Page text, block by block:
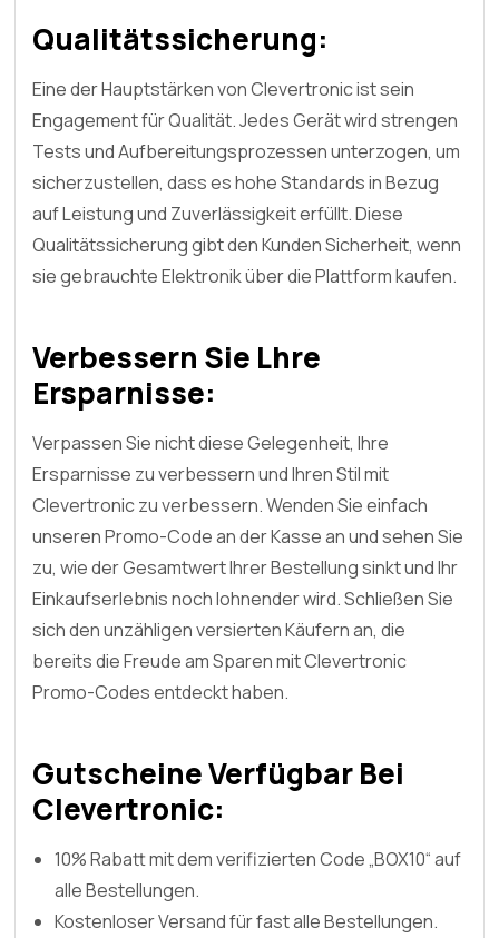
Qualitätssicherung:
Eine der Hauptstärken von Clevertronic ist sein
Engagement für Qualität. Jedes Gerät wird strengen
Tests und Aufbereitungsprozessen unterzogen, um
sicherzustellen, dass es hohe Standards in Bezug
auf Leistung und Zuverlässigkeit erfüllt. Diese
Qualitätssicherung gibt den Kunden Sicherheit, wenn
sie gebrauchte Elektronik über die Plattform kaufen.
Verbessern Sie Lhre
Ersparnisse:
Verpassen Sie nicht diese Gelegenheit, Ihre
Ersparnisse zu verbessern und Ihren Stil mit
Clevertronic zu verbessern. Wenden Sie einfach
unseren Promo-Code an der Kasse an und sehen Sie
zu, wie der Gesamtwert Ihrer Bestellung sinkt und Ihr
Einkaufserlebnis noch lohnender wird. Schließen Sie
sich den unzähligen versierten Käufern an, die
bereits die Freude am Sparen mit Clevertronic
Promo-Codes entdeckt haben.
Gutscheine Verfügbar Bei
Clevertronic:
10% Rabatt mit dem verifizierten Code „BOX10“ auf
alle Bestellungen.
Kostenloser Versand für fast alle Bestellungen.